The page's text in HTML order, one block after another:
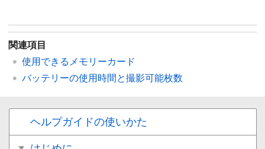
関連項目
使用できるメモリーカード
バッテリーの使用時間と撮影可能枚数
ヘルプガイドの使いかた